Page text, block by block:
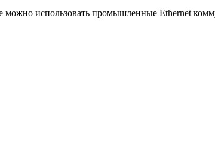
можно использовать промышленные Ethernet